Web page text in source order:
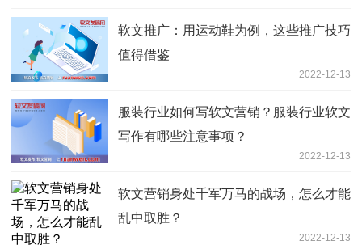
软文推广：用运动鞋为例，这些推广技巧
值得借鉴
2022-12-13
服装行业如何写软文营销？服装行业软文
写作有哪些注意事项？
2022-12-13
软文营销身处千军万马的战场，怎么才能
乱中取胜？
2022-12-13